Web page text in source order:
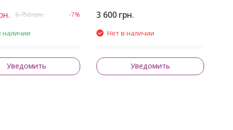
1/46 750грн. -7%
наличии
Уведомить
3 600 грн.
Нет в наличии
Уведомить